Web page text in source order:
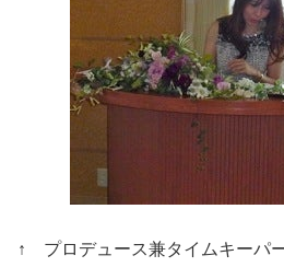
↑ プロデュース兼タイムキーパ